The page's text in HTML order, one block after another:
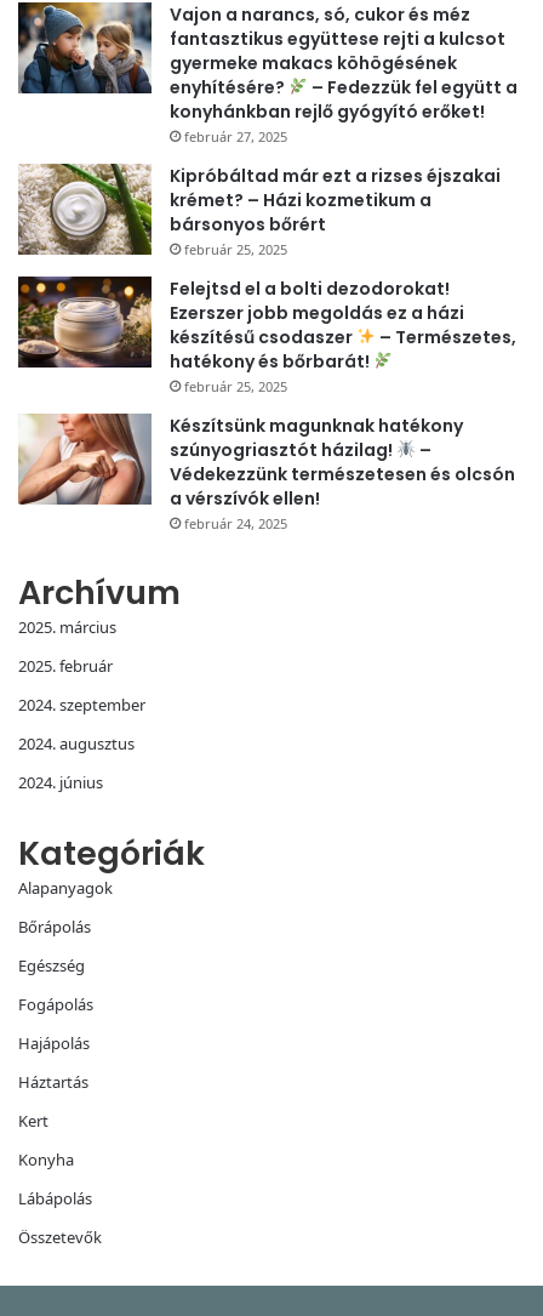
Vajon a narancs, só, cukor és méz
fantasztikus együttese rejti a kulcsot
gyermeke makacs köhögésének
enyhítésére?
– Fedezzük fel együtt a
konyhánkban rejlő gyógyító erőket!
február 27, 2025
Kipróbáltad már ezt a rizses éjszakai
krémet? – Házi kozmetikum a
bársonyos bőrért
február 25, 2025
Felejtsd el a bolti dezodorokat!
Ezerszer jobb megoldás ez a házi
készítésű csodaszer
– Természetes,
hatékony és bőrbarát!
február 25, 2025
Készítsünk magunknak hatékony
szúnyogriasztót házilag!
–
Védekezzünk természetesen és olcsón
a vérszívók ellen!
február 24, 2025
Archívum
2025. március
2025. február
2024. szeptember
2024. augusztus
2024. június
Kategóriák
Alapanyagok
Bőrápolás
Egészség
Fogápolás
Hajápolás
Háztartás
Kert
Konyha
Lábápolás
Összetevők